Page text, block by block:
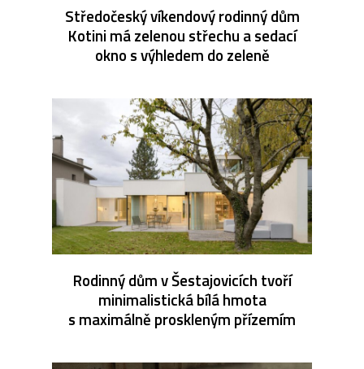
Středočeský víkendový rodinný dům
Kotini má zelenou střechu a sedací
okno s výhledem do zeleně
Rodinný dům v Šestajovicích tvoří
minimalistická bílá hmota
s maximálně proskleným přízemím